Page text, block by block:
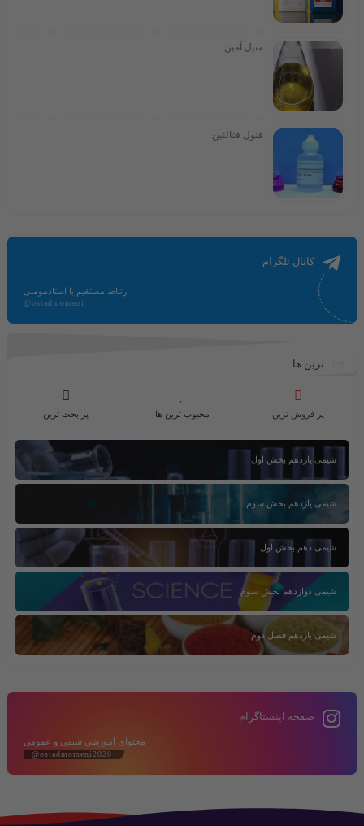
متیل آمین
فنول فتالئین
کانال تلگرام
ارتباط مستقیم با استادمومنی
@ostadmomeni
ترین ها
پر فروش ترین محبوب ترین ها پر بحث ترین
شیمی یازدهم بخش اول
شیمی یازدهم بخش سوم
شیمی دهم بخش اول
شیمی دوازدهم بخش سوم
شیمی یازدهم فصل دوم
صفحه اینستاگرام
محتوای آموزشی شیمی و عمومی
@ostadmomeni2020